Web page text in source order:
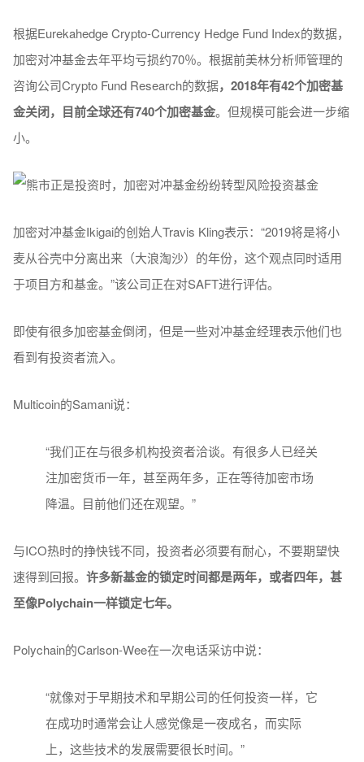
根据Eurekahedge Crypto-Currency Hedge Fund Index的数据，
加密对冲基金去年平均亏损约70％。根据前美林分析师管理的
咨询公司Crypto Fund Research的数据，2018年有42个加密基
金关闭，目前全球还有740个加密基金。但规模可能会进一步缩
小。
加密对冲基金Ikigai的创始人Travis Kling表示：“2019将是将小
麦从谷壳中分离出来（大浪淘沙）的年份，这个观点同时适用
于项目方和基金。”该公司正在对SAFT进行评估。
即使有很多加密基金倒闭，但是一些对冲基金经理表示他们也
看到有投资者流入。
Multicoin的Samani说：
“我们正在与很多机构投资者洽谈。有很多人已经关
注加密货币一年，甚至两年多，正在等待加密市场
降温。目前他们还在观望。”
与ICO热时的挣快钱不同，投资者必须要有耐心，不要期望快
速得到回报。许多新基金的锁定时间都是两年，或者四年，甚
至像Polychain一样锁定七年。
Polychain的Carlson-Wee在一次电话采访中说：
“就像对于早期技术和早期公司的任何投资一样，它
在成功时通常会让人感觉像是一夜成名，而实际
上，这些技术的发展需要很长时间。”